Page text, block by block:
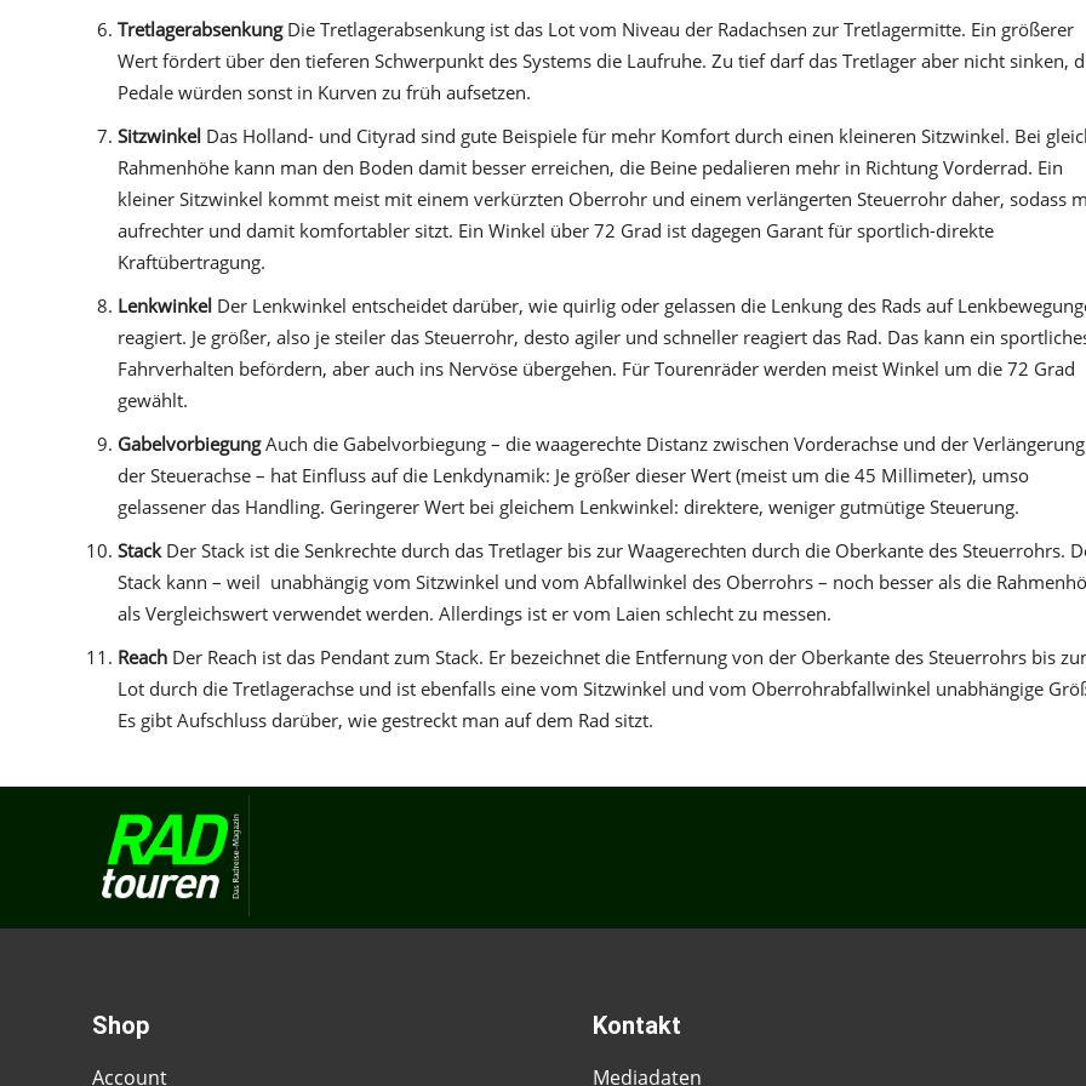
Tretlagerabsenkung Die Tretlagerabsenkung ist das Lot vom Niveau der Radachsen zur Tretlagermitte. Ein größerer
Wert fördert über den tieferen Schwerpunkt des Systems die Laufruhe. Zu tief darf das Tretlager aber nicht sinken,
Pedale würden sonst in Kurven zu früh aufsetzen.
Sitzwinkel Das Holland- und Cityrad sind gute Beispiele für mehr Komfort durch einen kleineren Sitzwinkel. Bei
Rahmenhöhe kann man den Boden damit besser erreichen, die Beine pedalieren mehr in Richtung Vorderrad. Ein
kleiner Sitzwinkel kommt meist mit einem verkürzten Oberrohr und einem verlängerten Steuerrohr daher, sodass
aufrechter und damit komfortabler sitzt. Ein Winkel über 72 Grad ist dagegen Garant für sportlich-direkte
Kraftübertragung.
Lenkwinkel Der Lenkwinkel entscheidet darüber, wie quirlig oder gelassen die Lenkung des Rads auf
reagiert. Je größer, also je steiler das Steuerrohr, desto agiler und schneller reagiert das Rad. Das kann ein
Fahrverhalten befördern, aber auch ins Nervöse übergehen. Für Tourenräder werden meist Winkel um die 72 Grad
gewählt.
GabelvorbiegungAuch die Gabelvorbiegung – die waagerechte Distanz zwischen Vorderachse und der Verlängerung
der Steuerachse – hat Einfluss auf die Lenkdynamik: Je größer dieser Wert (meist um die 45 Millimeter), umso
gelassener das Handling. Geringerer Wert bei gleichem Lenkwinkel: direktere, weniger gutmütige Steuerung.
Stack Der Stack ist die Senkrechte durch das Tretlager bis zur Waagerechten durch die Oberkante des Steuerrohrs.
Stack kann – weil unabhängig vom Sitzwinkel und vom Abfallwinkel des Oberrohrs – noch besser als die
als Vergleichswert verwendet werden. Allerdings ist er vom Laien schlecht zu messen.
Reach Der Reach ist das Pendant zum Stack. Er bezeichnet die Entfernung von der Oberkante des Steuerrohrs bis
Lot durch die Tretlagerachse und ist ebenfalls eine vom Sitzwinkel und vom Oberrohrabfallwinkel unabhängige
Es gibt Aufschluss darüber, wie gestreckt man auf dem Rad sitzt.
Shop
Account
Kontakt
Mediadaten